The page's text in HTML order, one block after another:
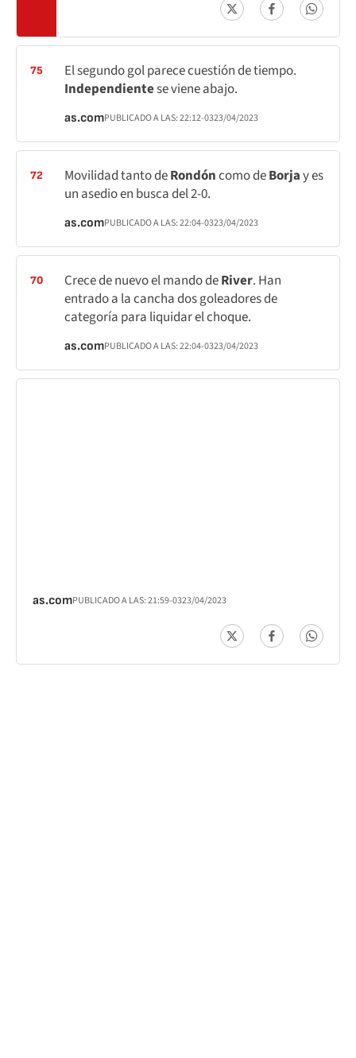
75
El segundo gol parece cuestión de tiempo.
Independientese viene abajo.
as.comPUBLICADO A LAS:22:12-0323/04/2023
72 Movilidad tanto deRondóncomo deBorjay es
un asedio en busca del 2-0.
as.comPUBLICADO A LAS:22:04-0323/04/2023
70 Crece de nuevo el mando deRiver. Han
entrado a la cancha dos goleadores de
categoría para liquidar el choque.
as.comPUBLICADO A LAS:22:04-0323/04/2023
as.comPUBLICADO A LAS:21:59-0323/04/2023